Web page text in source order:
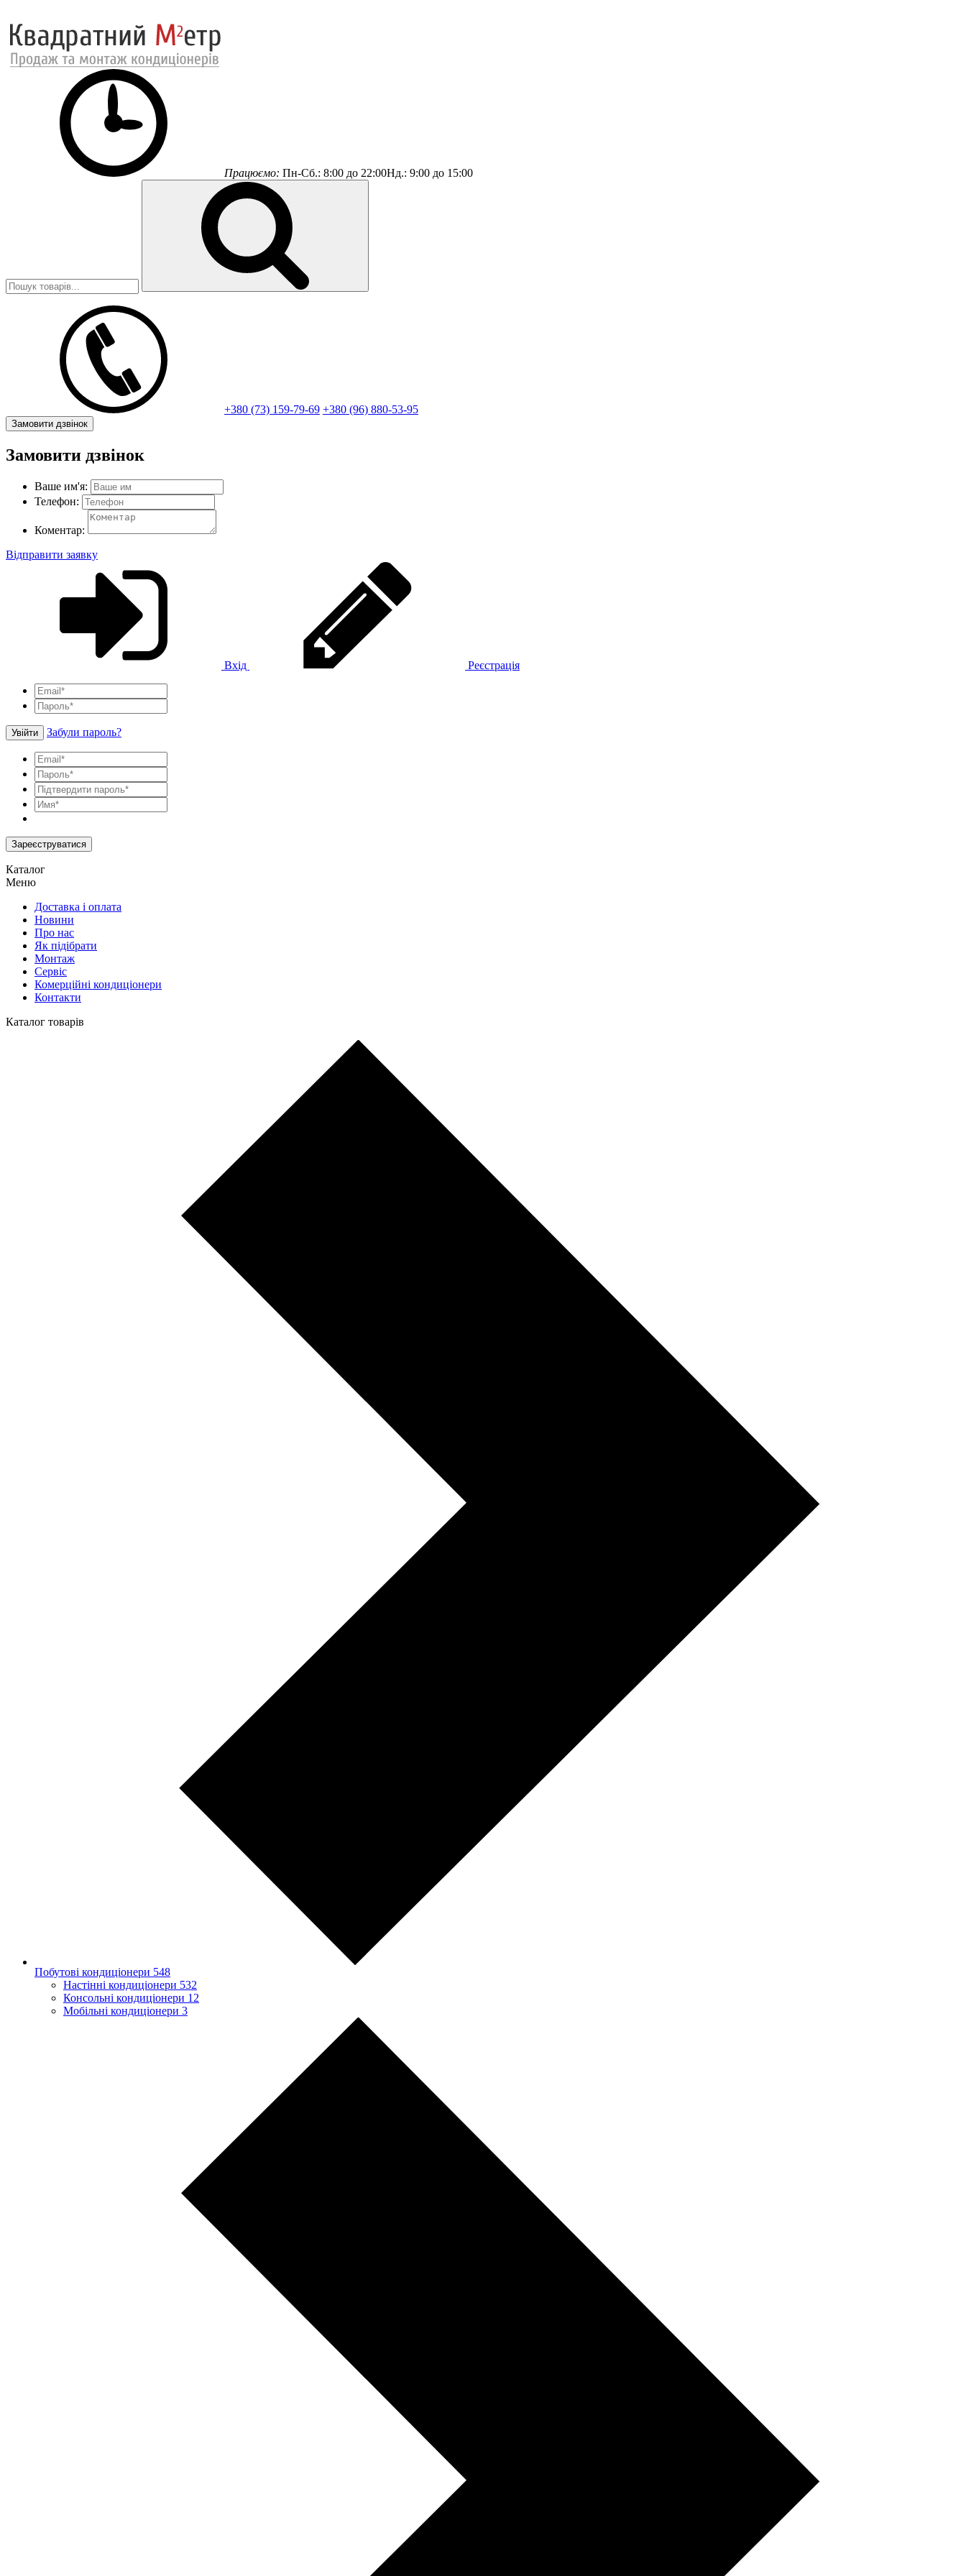
Працюємо: Пн-Сб.: 8:00 до 22:00Нд.: 9:00 до 15:00
+380 (73) 159-79-69 +380 (96) 880-53-95
Замовити дзвінок
Замовити дзвінок
Ваше им'я:
Телефон:
Коментар:
Відправити заявку
Вхід Реєстрація
Увійти Забули пароль?
Зареєструватися
Каталог
Меню
Доставка і оплата
Новини
Про нас
Як підібрати
Монтаж
Сервіс
Комерційні кондиціонери
Контакти
Каталог товарів
Побутові кондиціонери 548
Настінні кондиціонери 532
Консольні кондиціонери 12
Мобільні кондиціонери 3